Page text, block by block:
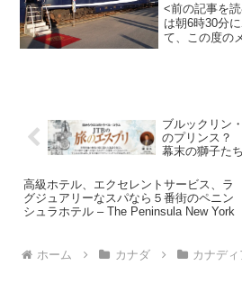
<前の記事を
は朝6時30分
て、この度の
ブルックリン
のプリンス？
幕末の獅子たち
高級ホテル、エクセレントサービス、ラ
グジュアリーなスパなら５番街のペニン
シュラホテル – The Peninsula New York
ホーム カナダ カナデ